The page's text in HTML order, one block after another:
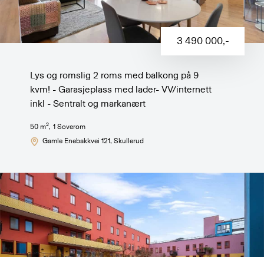
3 490 000,-
Lys og romslig 2 roms med balkong på 9
kvm! - Garasjeplass med lader- VV/internett
inkl - Sentralt og markanært
50 m2, 1 Soverom
Gamle Enebakkvei 121, Skullerud